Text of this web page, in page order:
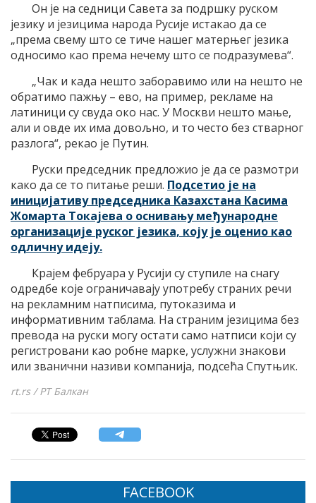
Он је на седници Савета за подршку руском
језику и језицима народа Русије истакао да се
„према свему што се тиче нашег матерњег језика
односимо као према нечему што се подразумева“.
„Чак и када нешто заборавимо или на нешто не
обратимо пажњу – ево, на пример, рекламе на
латиници су свуда око нас. У Москви нешто мање,
али и овде их има довољно, и то често без стварног
разлога“, рекао је Путин.
Руски председник предложио је да се размотри
како да се то питање реши. Подсетио је на
иницијативу председника Казахстана Касима
Жомарта Токајева о оснивању међународне
организације руског језика, коју је оценио као
одличну идеју.
Крајем фебруара у Русији су ступиле на снагу
одредбе које ограничавају употребу страних речи
на рекламним натписима, путоказима и
информативним таблама. На страним језицима без
превода на руски могу остати само натписи који су
регистровани као робне марке, услужни знакови
или званични називи компанија, подсећа Спутњик.
rt.rs / РТ Балкан
FACEBOOK